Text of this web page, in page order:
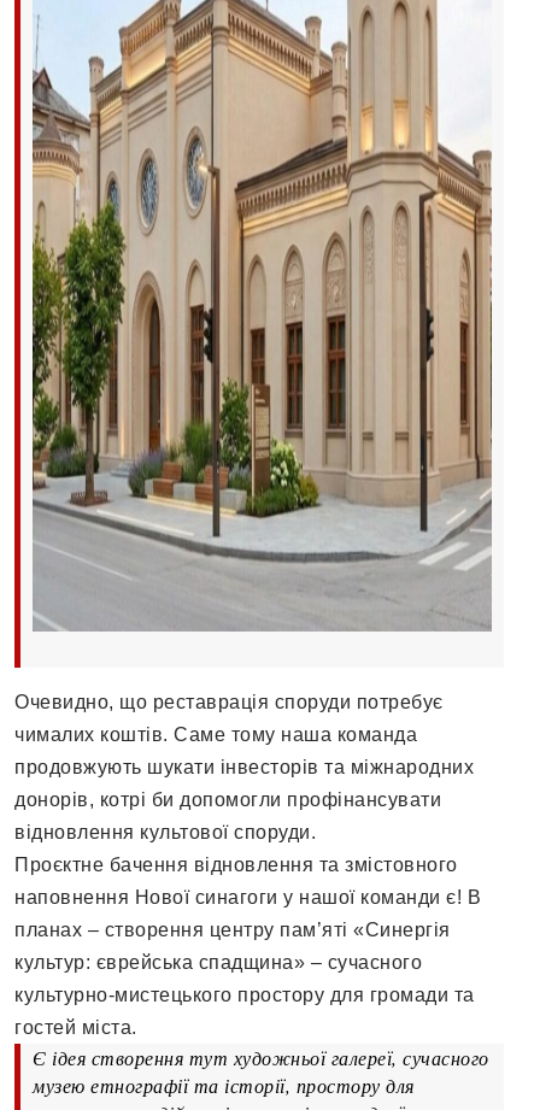
Очевидно, що реставрація споруди потребує
чималих коштів. Саме тому наша команда
продовжують шукати інвесторів та міжнародних
донорів, котрі би допомогли профінансувати
відновлення культової споруди.
Проєктне бачення відновлення та змістовного
наповнення Нової синагоги у нашої команди є! В
планах – створення центру пам’яті «Синергія
культур: єврейська спадщина» – сучасного
культурно-мистецького простору для громади та
гостей міста.
Є ідея створення тут художньої галереї, сучасного
музею етнографії та історії, простору для